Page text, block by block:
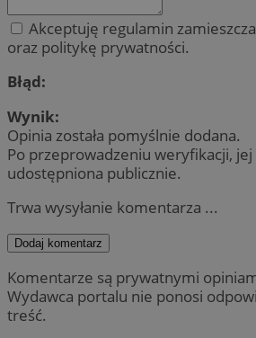
Akceptuję regulamin
oraz politykę prywatności.
Błąd:
Wynik:
Opinia została pomyślnie dodana.
Po przeprowadzeniu weryfikacji,
udostępniona publicznie.
Trwa wysyłanie komentarza ...
Dodaj komentarz
Komentarze są prywatnymi
Wydawca portalu nie ponosi
treść.